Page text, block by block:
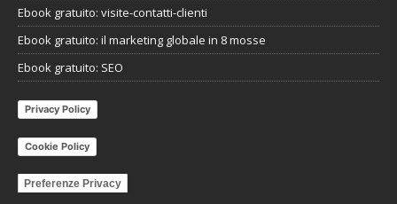
Ebook gratuito: visite-contatti-clienti
Ebook gratuito: il marketing globale in 8 mosse
Ebook gratuito: SEO
Privacy Policy
Cookie Policy
Preferenze Privacy